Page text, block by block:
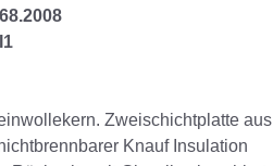
Zweischichtplatte aus
Knauf Insulation